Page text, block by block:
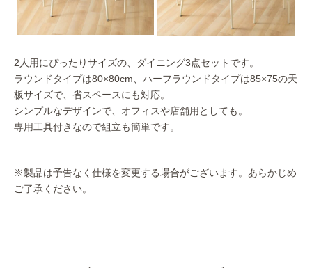
2人用にぴったりサイズの、ダイニング3点セットです。
ラウンドタイプは80×80cm、ハーフラウンドタイプは85×75の天
板サイズで、省スペースにも対応。
シンプルなデザインで、オフィスや店舗用としても。
専用工具付きなので組立も簡単です。
※製品は予告なく仕様を変更する場合がございます。あらかじめ
ご了承ください。